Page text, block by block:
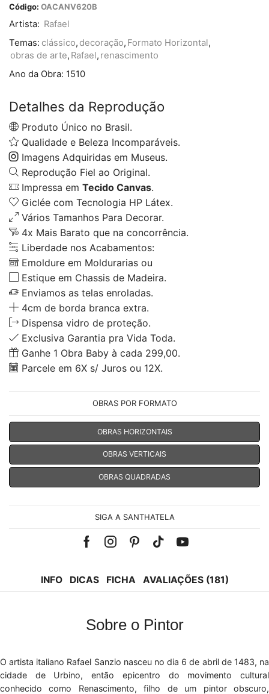
Código: OACANV620B
Artista: Rafael
Temas: clássico, decoração, Formato Horizontal,
obras de arte, Rafael, renascimento
Ano da Obra: 1510
Detalhes da Reprodução
Produto Único no Brasil.
Qualidade e Beleza Incomparáveis.
Imagens Adquiridas em Museus.
Reprodução Fiel ao Original.
Impressa em Tecido Canvas.
Giclée com Tecnologia HP Látex.
Vários Tamanhos Para Decorar.
4x Mais Barato que na concorrência.
Liberdade nos Acabamentos:
Emoldure em Moldurarias ou
Estique em Chassis de Madeira.
Enviamos as telas enroladas.
4cm de borda branca extra.
Dispensa vidro de proteção.
Exclusiva Garantia pra Vida Toda.
Ganhe 1 Obra Baby à cada 299,00.
Parcele em 6X s/ Juros ou 12X.
OBRAS POR FORMATO
OBRAS HORIZONTAIS
OBRAS VERTICAIS
OBRAS QUADRADAS
SIGA A SANTHATELA
Facebook
Instagram
Pinterest
Tik-Youtube
INFO DICAS FICHA AVALIAÇÕES (181)
Sobre o Pintor
O artista italiano Rafael Sanzio nasceu no dia 6 de abril de 1483, na
cidade de Urbino, então epicentro do movimento cultural
conhecido como Renascimento, filho de um pintor obscuro,